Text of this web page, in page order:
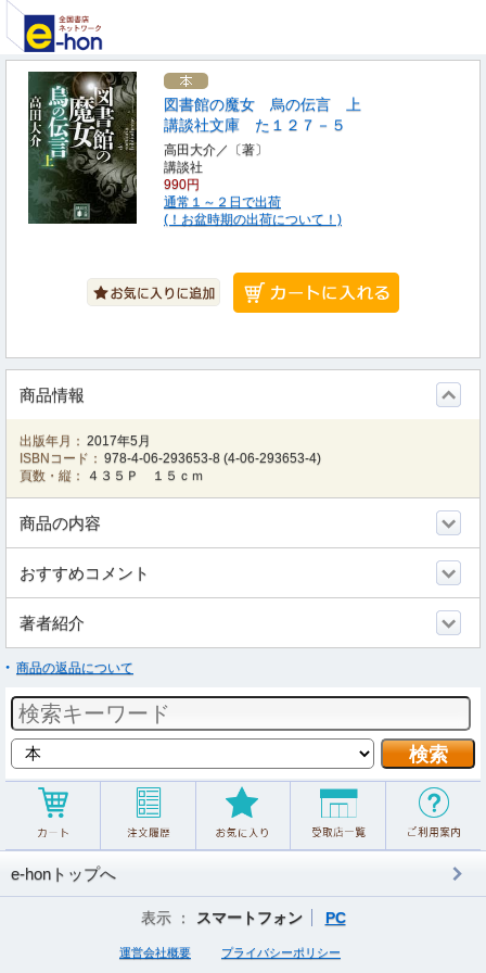
図書館の魔女 烏の伝言 上
講談社文庫 た１２７－５
高田大介／〔著〕
講談社
990円
通常１～２日で出荷
(！お盆時期の出荷について！)
商品情報
出版年月： 2017年5月
ISBNコード： 978-4-06-293653-8 (4-06-293653-4)
頁数・縦：
４３５Ｐ １５ｃｍ
商品の内容
おすすめコメント
著者紹介
商品の返品について
e-honトップへ
表示 ： スマートフォン PC
運営会社概要 プライバシーポリシー